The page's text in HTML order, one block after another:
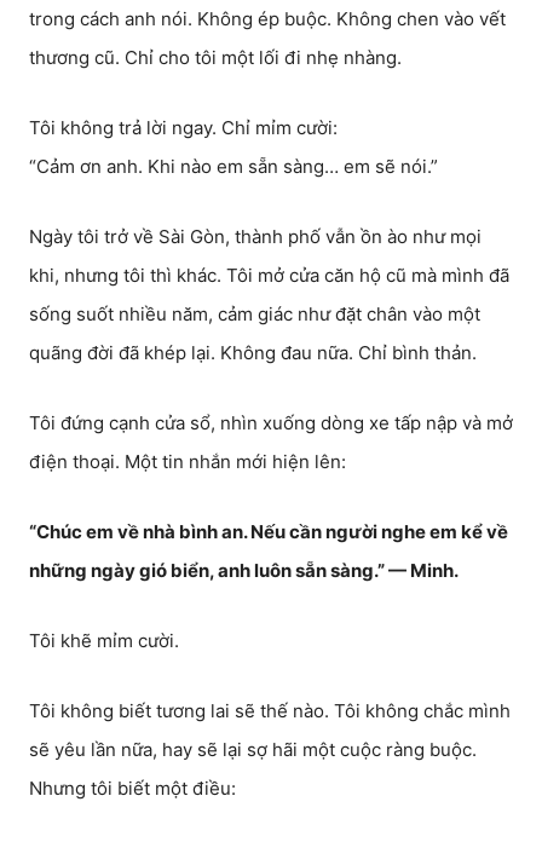
trong cách anh nói. Không ép buộc. Không chen vào vết
thương cũ. Chỉ cho tôi một lối đi nhẹ nhàng.
Tôi không trả lời ngay. Chỉ mỉm cười:
“Cảm ơn anh. Khi nào em sẵn sàng… em sẽ nói.”
Ngày tôi trở về Sài Gòn, thành phố vẫn ồn ào như mọi
khi, nhưng tôi thì khác. Tôi mở cửa căn hộ cũ mà mình đã
sống suốt nhiều năm, cảm giác như đặt chân vào một
quãng đời đã khép lại. Không đau nữa. Chỉ bình thản.
Tôi đứng cạnh cửa sổ, nhìn xuống dòng xe tấp nập và mở
điện thoại. Một tin nhắn mới hiện lên:
“Chúc em về nhà bình an. Nếu cần người nghe em kể về
những ngày gió biển, anh luôn sẵn sàng.” — Minh.
Tôi khẽ mỉm cười.
Tôi không biết tương lai sẽ thế nào. Tôi không chắc mình
sẽ yêu lần nữa, hay sẽ lại sợ hãi một cuộc ràng buộc.
Nhưng tôi biết một điều: